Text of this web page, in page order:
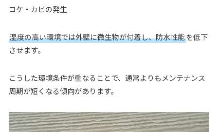
コケ・カビの発生
湿度の高い環境では外壁に微生物が付着し、防水性能を低下
させます。
こうした環境条件が重なることで、通常よりもメンテナンス
周期が短くなる傾向があります。